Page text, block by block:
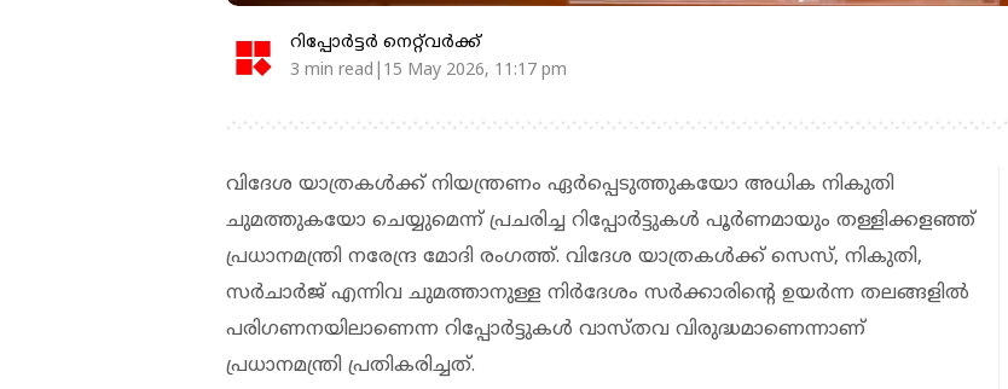
റിപ്പോർട്ടർ നെറ്റ്‌വര്‍ക്ക്‌
3 min read|15 May 2026, 11:17 pm
വിദേശ യാത്രകള്‍ക്ക് നിയന്ത്രണം ഏര്‍പ്പെടുത്തുകയോ അധിക നികുതി
ചുമത്തുകയോ ചെയ്യുമെന്ന് പ്രചരിച്ച റിപ്പോര്‍ട്ടുകള്‍ പൂര്‍ണമായും തള്ളിക്കളഞ്ഞ്
പ്രധാനമന്ത്രി നരേന്ദ്ര മോദി രംഗത്ത്. വിദേശ യാത്രകള്‍ക്ക് സെസ്, നികുതി,
സര്‍ചാര്‍ജ് എന്നിവ ചുമത്താനുള്ള നിര്‍ദേശം സര്‍ക്കാരിന്റെ ഉയര്‍ന്ന തലങ്ങളില്‍
പരിഗണനയിലാണെന്ന റിപ്പോര്‍ട്ടുകള്‍ വാസ്തവ വിരുദ്ധമാണെന്നാണ്
പ്രധാനമന്ത്രി പ്രതികരിച്ചത്.